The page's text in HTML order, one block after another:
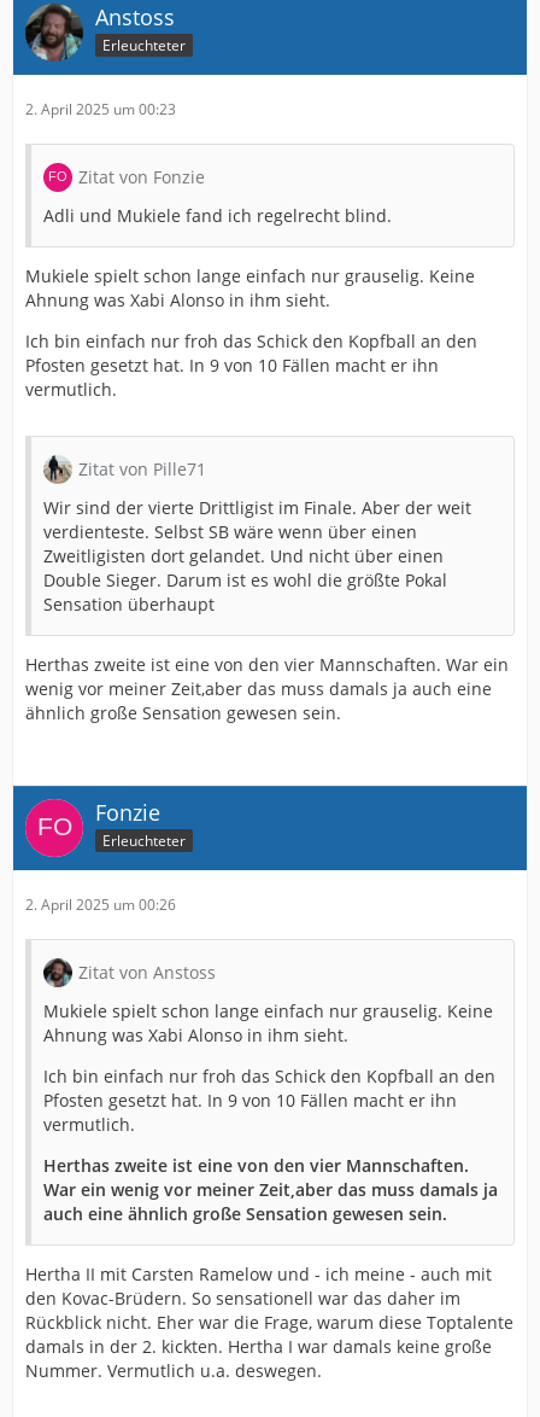
Anstoss
Erleuchteter
2. April 2025 um 00:23
Zitat von Fonzie
Adli und Mukiele fand ich regelrecht blind.
Mukiele spielt schon lange einfach nur grauselig. Keine
Ahnung was Xabi Alonso in ihm sieht.
Ich bin einfach nur froh das Schick den Kopfball an den
Pfosten gesetzt hat. In 9 von 10 Fällen macht er ihn
vermutlich.
Zitat von Pille71
Wir sind der vierte Drittligist im Finale. Aber der weit
verdienteste. Selbst SB wäre wenn über einen
Zweitligisten dort gelandet. Und nicht über einen
Double Sieger. Darum ist es wohl die größte Pokal
Sensation überhaupt
Herthas zweite ist eine von den vier Mannschaften. War ein
wenig vor meiner Zeit,aber das muss damals ja auch eine
ähnlich große Sensation gewesen sein.
Fonzie
Erleuchteter
2. April 2025 um 00:26
Zitat von Anstoss
Mukiele spielt schon lange einfach nur grauselig. Keine
Ahnung was Xabi Alonso in ihm sieht.
Ich bin einfach nur froh das Schick den Kopfball an den
Pfosten gesetzt hat. In 9 von 10 Fällen macht er ihn
vermutlich.
Herthas zweite ist eine von den vier Mannschaften.
War ein wenig vor meiner Zeit,aber das muss damals ja
auch eine ähnlich große Sensation gewesen sein.
Hertha II mit Carsten Ramelow und - ich meine - auch mit
den Kovac-Brüdern. So sensationell war das daher im
Rückblick nicht. Eher war die Frage, warum diese Toptalente
damals in der 2. kickten. Hertha I war damals keine große
Nummer. Vermutlich u.a. deswegen.